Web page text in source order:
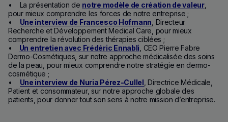
• La présentation de notre modèle de création de valeur,
pour mieux comprendre les forces de notre entreprise ;
• Une interview de Francesco Hofmann , Directeur
Recherche et Développement Medical Care, pour mieux
comprendre la révolution des thérapies ciblées ;
•
Un entretien avec Frédéric Ennabli , CEO Pierre Fabre
Dermo-Cosmétiques, sur notre approche médicalisée des soins
de la peau, pour mieux comprendre notre stratégie en dermo-
cosmétique ;
• Une interview de Nuria Pérez-Cullel , Directrice Médicale,
Patient et consommateur, sur notre approche globale des
patients, pour donner tout son sens à notre mission d’entreprise.